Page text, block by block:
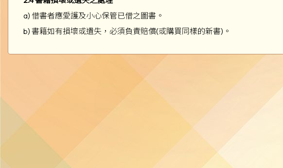
a) 借書者應愛護及小心保管已借之圖書。
b) 書籍如有損壞或遺失，必須負責賠償(或購買同樣的新書)。